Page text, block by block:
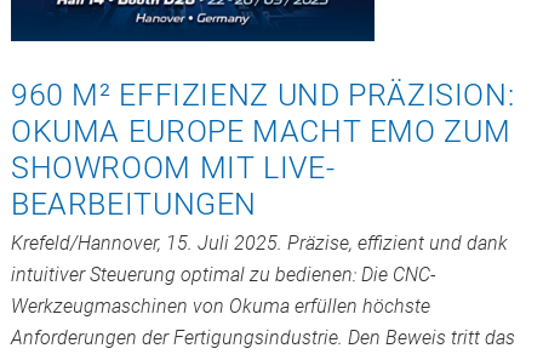
960 M² EFFIZIENZ UND PRÄZISION:
OKUMA EUROPE MACHT EMO ZUM
SHOWROOM MIT LIVE-
BEARBEITUNGEN
Krefeld/Hannover, 15. Juli 2025. Präzise, effizient und dank
intuitiver Steuerung optimal zu bedienen: Die CNC-
Werkzeugmaschinen von Okuma erfüllen höchste
Anforderungen der Fertigungsindustrie. Den Beweis tritt das